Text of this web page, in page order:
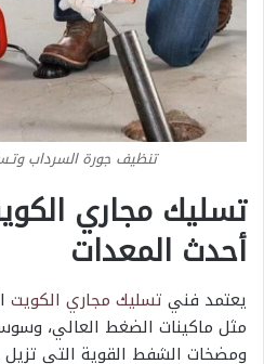
تنظيف جورة السرداب
تسليك مجاري
أحدث المعدات
يعتمد فني تسليك مجاري الكويت
مثل ماكينات الضغط العالي،
ومضخات الشفط القوية التي تزيل